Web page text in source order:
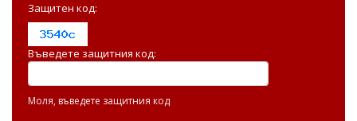
Защитен код:
Въведете защитния код:
Моля, въведете защитния код